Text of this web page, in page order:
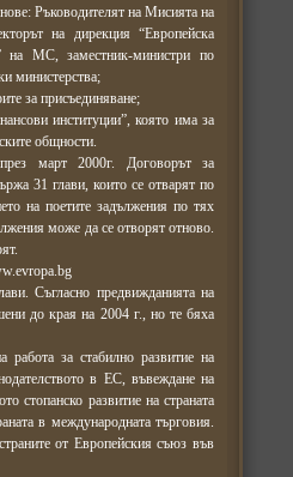
Ръководителят на Мисията на
на дирекция “Европейска
на МС, заместник-министри по
министерства;
за присъединяване;
институции”, която има за
общности.
март 2000г. Договорът за
31 глави, които се отварят по
на поетите задължения по тях
може да се отворят отново.
Съгласно предвижданията на
до края на 2004 г., но те бяха
работа за стабилно развитие на
в ЕС, въвеждане на
стопанско развитие на страната
в международната търговия.
от Европейския съюз във